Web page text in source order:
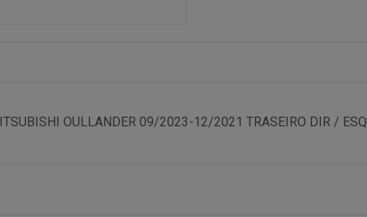
OULLANDER 09/2023-12/2021 TRASEIRO DIR / ESQ